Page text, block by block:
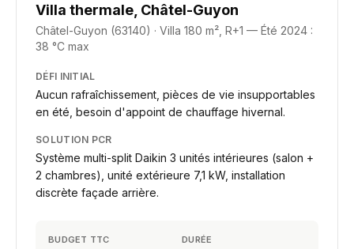
Villa thermale, Châtel-Guyon
Châtel-Guyon (63140) · Villa 180 m², R+1 — Été 2024 :
38 °C max
DÉFI INITIAL
Aucun rafraîchissement, pièces de vie insupportables
en été, besoin d'appoint de chauffage hivernal.
SOLUTION PCR
Système multi-split Daikin 3 unités intérieures (salon +
2 chambres), unité extérieure 7,1 kW, installation
discrète façade arrière.
BUDGET TTC DURÉE